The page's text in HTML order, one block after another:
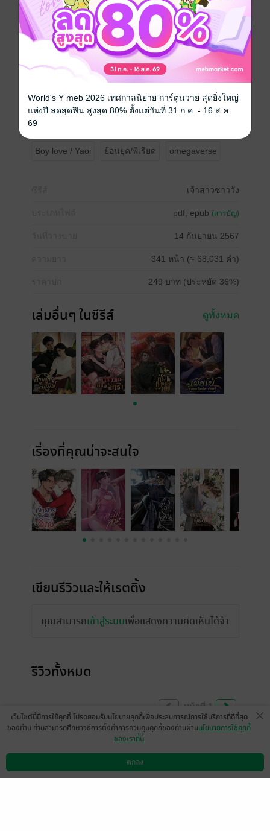
- เนื้อหาหลัก 26 ตอน (รวมบทนำกับบทส่งท้าย)
- ตอนพิเศษ 6 ตอน
- ดาวน์โหลดตัวอย่างเนื้อหาและอ่านคำเตือนก่อนกดซื้อ
นะคะ(สามารถอ่านไรเว็บรี้ดอะไรท์เพื่อประกอบการตัดสิน
ใจซื้อ เปิดให้อ่านฟรีจนจบค่ะลงจบแล้วจะดำเนินการติด
เหรียญในภายหลัง)
- ซื้อผ่าน ios /ซื้อผ่านเว็บราคาเท่ากันค่ะ(ยกเว้นตอนช่วง
โปร ios ราคาจะสูงกว่า แนะนำให้ซื้อผ่านเว็บค่ะ)
***ขอบคุณทุกการสนับสนุนนะคะ จะนำทุกคำติชมไป
พัฒนางานเขียนในเรื่องต่อไปค่ะ***
Boy love / Yaoi ย้อนยุค/พีเรียด omegaverse
เจ้าสาวชาววัง
pdf, epub (สารบัญ)
14 กันยายน 2567
341 หน้า (≈ 68,031 คำ)
249 บาท (ประหยัด 36%)
เล่มอื่นๆ ในซีรีส์ ดูทั้งหมด
เรื่องที่คุณน่าจะสนใจ
เขียนรีวิวและให้เรตติ้ง
คุณสามารถเข้าสู่ระบบเพื่อแสดงความคิดเห็นได้จ้า
รีวิวทั้งหมด
หน้าที่ 1
เปิดซีรี่ส์ มันอาจจะเป็นเรื่องโรแมนติกแนว
ดาวน์โหลดแอป วิธีการใช้งาน ติดต่อเรา
เว็บไซต์นี้มีการใช้คุกกี้ โปรดยอมรับนโยบายคุกกี้เพื่อประสบการณ์การใช้บริการที่ดีที่สุด
ของท่าน ท่านสามารถศึกษาวิธีการตั้งค่าการควบคุมคุกกี้ของท่านผ่านนโยบายการใช้คุกกี้
ของเราที่นี่
ตกลง
World's Y meb 2026 เทศกาลนิยาย การ์ตูนวาย สุดยิ่งใหญ่
แห่งปี ลดสุดฟิน สูงสุด 80% ตั้งแต่วันที่ 31 ก.ค. - 16 ส.ค.
69